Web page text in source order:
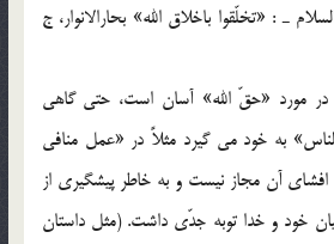
ـ : «تخلّقوا باخلاق الله» بحارالانوار، ج
توبه در مورد «حقّ‌ الله» آسان است، حتي گاهي
به خود مي گيرد مثلاً در «عمل منافي
آن مجاز نيست و به خاطر پيشگيري از
خود و خدا توبه جدّي داشت. (مثل داستان